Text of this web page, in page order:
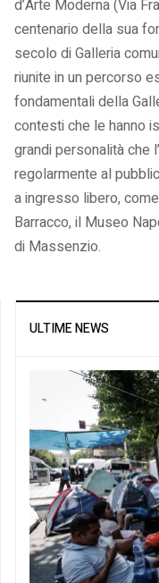
d’Arte Moderna (Via
centenario della sua
secolo di Galleria
riunite in un percorso
fondamentali della
contesti che le hanno
grandi personalità che
regolarmente al
a ingresso libero,
Barracco, il Museo
di Massenzio.
ULTIME NEWS